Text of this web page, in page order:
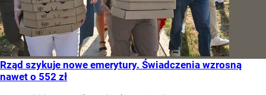
Rząd szykuje nowe emerytury. Świadczenia wzrosną
nawet o 552 zł